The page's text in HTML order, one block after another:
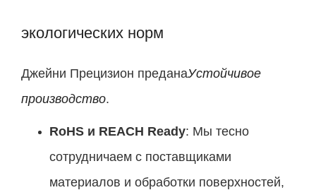
экологических норм
Джейни Прецизион преданаУстойчивое
производство.
RoHS и REACH Ready: Мы тесно
сотрудничаем с поставщиками
материалов и обработки поверхностей,